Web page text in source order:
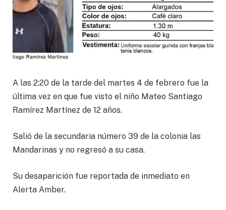
A las 2:20 de la tarde del martes 4 de febrero fue la
última vez en que fue visto el niño Mateo Santiago
Ramírez Martínez de 12 años.
Salió de la secundaria número 39 de la colonia las
Mandarinas y no regresó a su casa.
Su desaparición fue reportada de inmediato en
Alerta Amber.